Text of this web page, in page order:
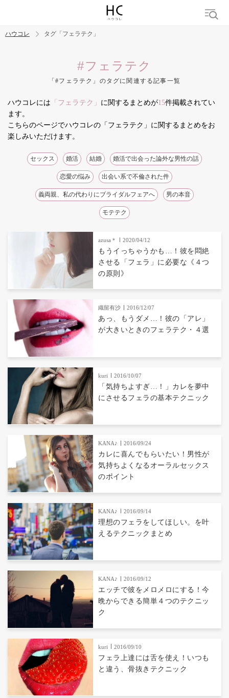
結婚 セックス カップル 男の本音 モテテク 婚活
ハウコレ タグ「フェラテク」
#フェラテク
「#フェラテク」のタグに関連する記事一覧
ハウコレには 「フェラテク」 に関するまとめが15件掲載されてい
ます。
こちらのページでハウコレの「フェラテク」に関するまとめをお
楽しみいただけます。
セックス 婚活 結婚 婚活で出会った論外な男性の話
恋愛の悩み 出会い系で不倫された件
義両親、私の代わりにブライダルフェアへ 男の本音
モテテク
azusa＊ 2020/04/12
もうイっちゃうかも…！彼を悶絶
させる「フェラ」に必要な《４つ
の原則》
織留有沙 2016/12/07
あっ、もうダメ…！彼の「アレ」
が大きいときのフェラテク・４選
kuri 2016/10/07
「気持ちよすぎ…！」カレを夢中
にさせるフェラの基本テクニック
KANA♪ 2016/09/24
カレに喜んでもらいたい！男性が
気持ちよくなるオーラルセックス
のポイント
KANA♪ 2016/09/14
理想のフェラをしてほしい。を叶
えるテクニックまとめ
KANA♪ 2016/09/12
エッチで彼をメロメロにする！今
晩からできる簡単４つのテクニッ
ク
kuri 2016/09/10
フェラ上達には舌を使え！いつも
と違う、骨抜きテクニック